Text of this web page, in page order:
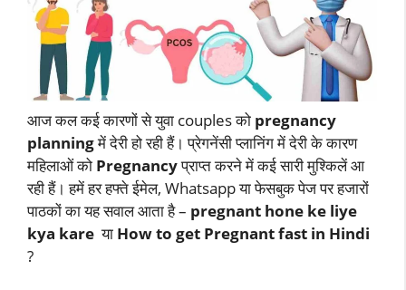
आज कल कई कारणों से युवा couples को pregnancy
planningमें देरी हो रही हैं। प्रेगनेंसी प्लानिंग में देरी के कारण
महिलाओं को Pregnancyप्राप्त करने में कई सारी मुश्किलें आ
रही हैं। हमें हर हफ्ते ईमेल, Whatsapp या फेसबुक पेज पर हजारों
पाठकों का यह सवाल आता है – pregnant hone ke liye
kya kare या How to get Pregnant fast in Hindi
?